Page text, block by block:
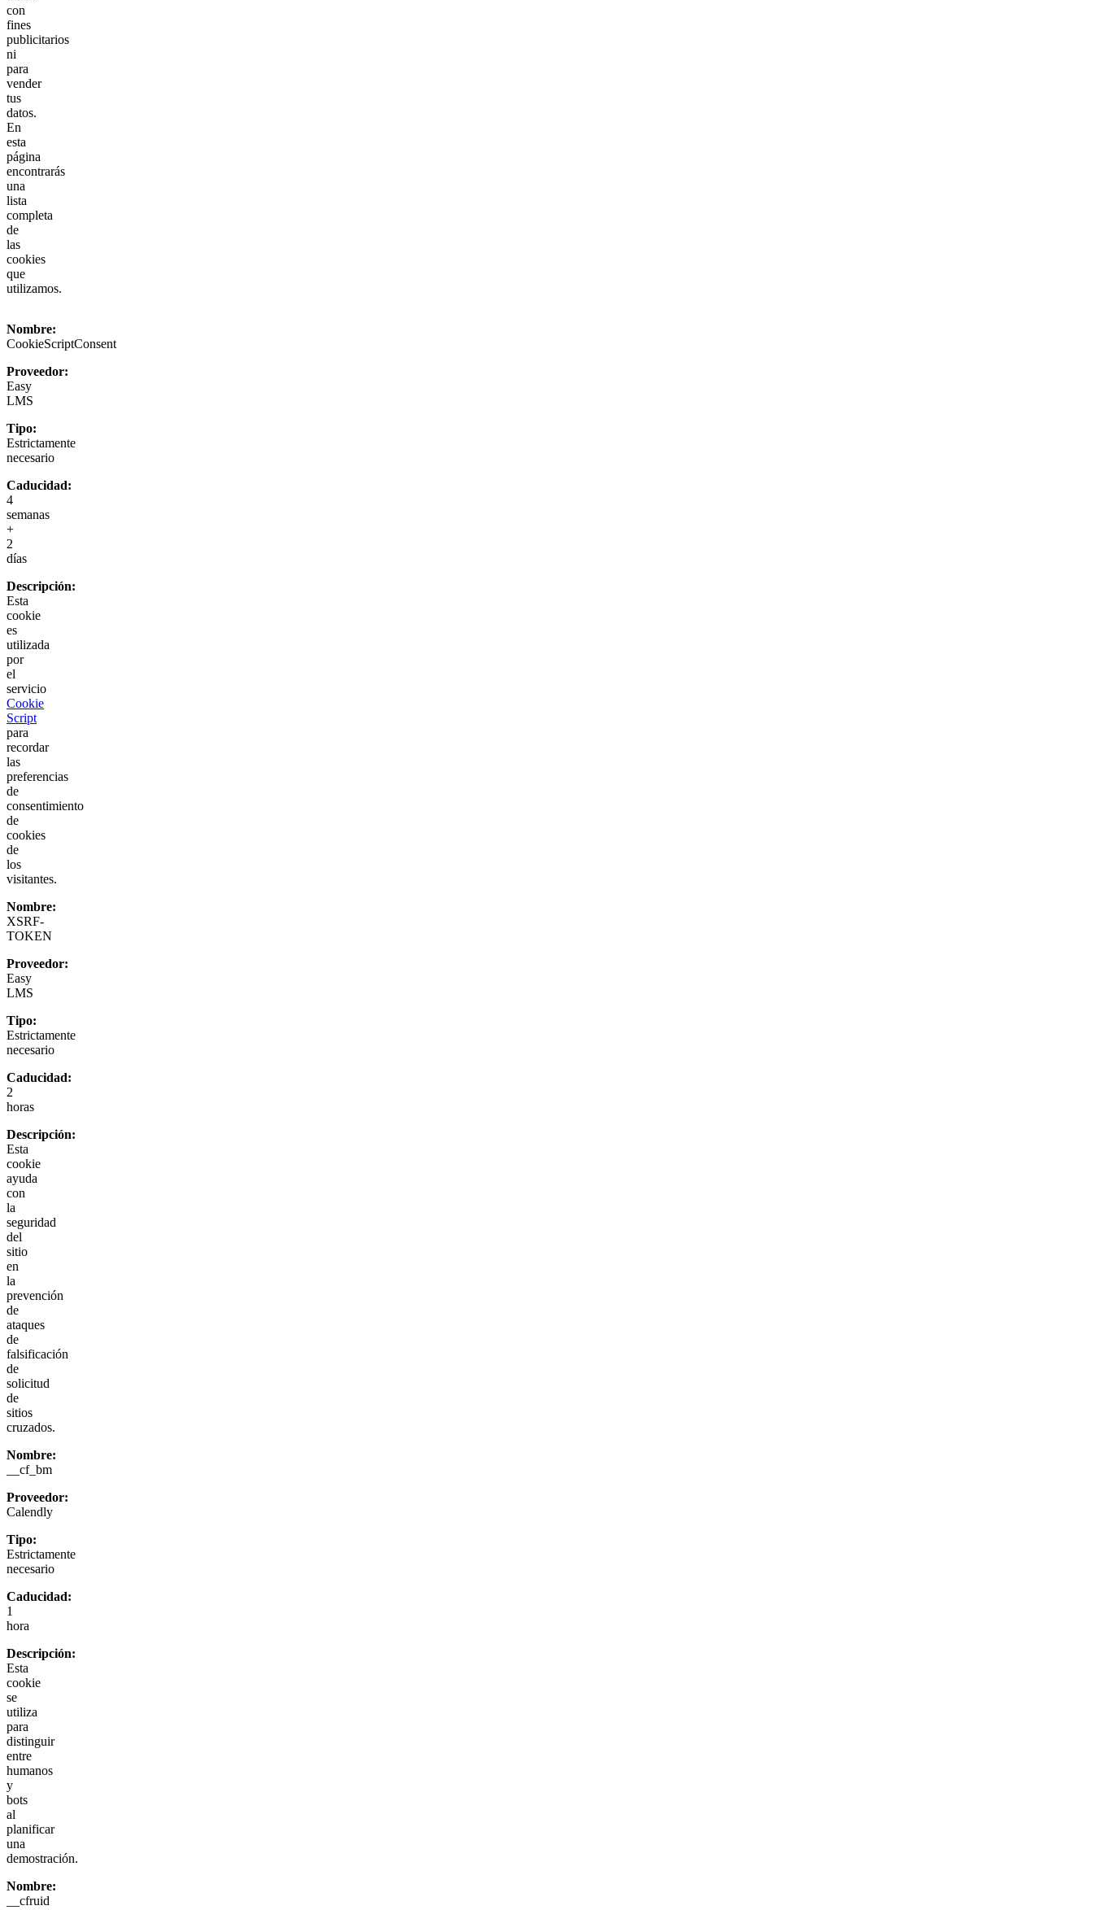
con
fines
publicitarios
ni
para
vender
tus
datos.
En
esta
página
encontrarás
una
lista
completa
de
las
cookies
que
utilizamos.
Nombre:
CookieScriptConsent
Proveedor:
Easy
LMS
Tipo:
Estrictamente
necesario
Caducidad:
4
semanas
+
2
días
Descripción:
Esta
cookie
es
utilizada
por
el
servicio
Cookie
Script
para
recordar
las
preferencias
de
consentimiento
de
cookies
de
los
visitantes.
Nombre:
XSRF-
TOKEN
Proveedor:
Easy
LMS
Tipo:
Estrictamente
necesario
Caducidad:
2
horas
Descripción:
Esta
cookie
ayuda
con
la
seguridad
del
sitio
en
la
prevención
de
ataques
de
falsificación
de
solicitud
de
sitios
cruzados.
Nombre:
__cf_bm
Proveedor:
Calendly
Tipo:
Estrictamente
necesario
Caducidad:
1
hora
Descripción:
Esta
cookie
se
utiliza
para
distinguir
entre
humanos
y
bots
al
planificar
una
demostración.
Nombre:
__cfruid